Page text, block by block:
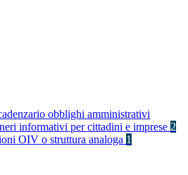
obblighi amministrativi
informativi per cittadini e imprese 2
OIV o struttura analoga 1